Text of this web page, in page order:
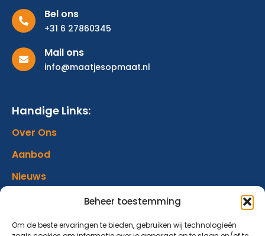
Beheer toestemming
Om de beste ervaringen te bieden, gebruiken wij technologieën
Bel ons
+31 6 27860345
Mail ons
info@maatjesopmaat.nl
Handige Links:
Over Ons
Aanbod
Nieuws
Donatie